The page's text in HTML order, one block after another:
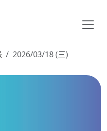
2026/03/18 (三)